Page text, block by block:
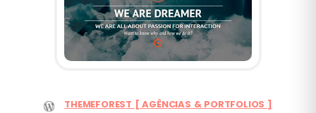
THEMEFOREST [ AGÊNCIAS & PORTFOLIOS ]